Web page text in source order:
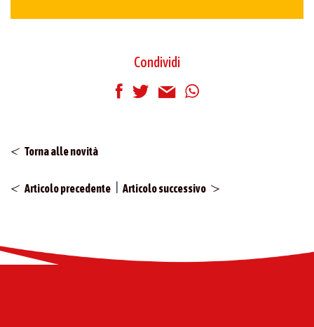
Condividi
Torna alle novità
Articolo precedente Articolo successivo